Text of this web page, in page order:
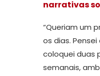
narrativas
“Queriam um
os dias.
coloquei duas
semanais,